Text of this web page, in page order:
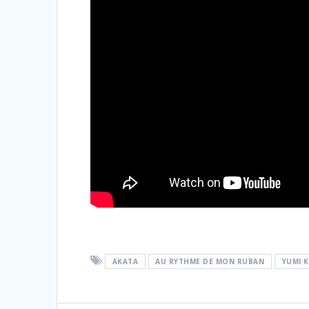
AKATA AU RYTHME DE MON RUBAN YUMI